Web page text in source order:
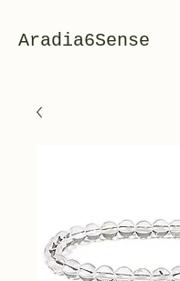
Aradia6Sense